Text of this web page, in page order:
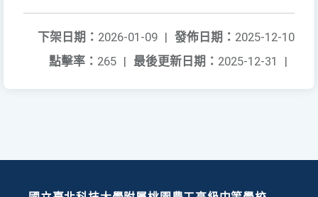
發佈日期： 2025-12-10
下架日期： 2026-01-09 |
最後更新日期： 2025-12-31 |
點擊率： 265 |